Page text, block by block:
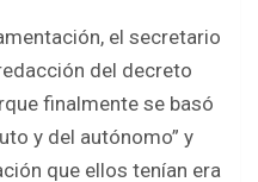
el secretario
del decreto
finalmente se basó
y del autónomo” y
que ellos tenían era